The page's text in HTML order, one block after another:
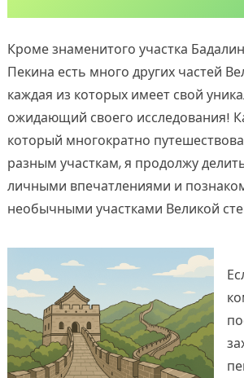
Кроме знаменитого участка
Пекина есть много других частей
каждая из которых имеет свой
ожидающий своего исследования!
который многократно
разным участкам, я продолжу
личными впечатлениями и
необычными участками Великой